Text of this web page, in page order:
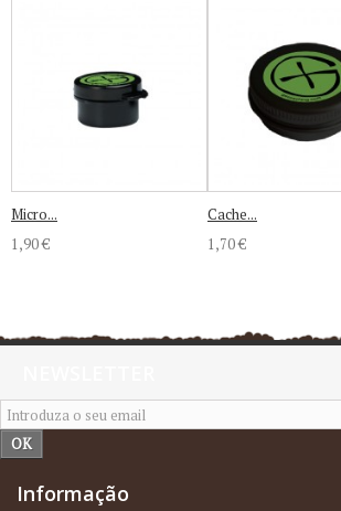
Micro...
1,90 €
Cache...
1,70 €
OK
Informação